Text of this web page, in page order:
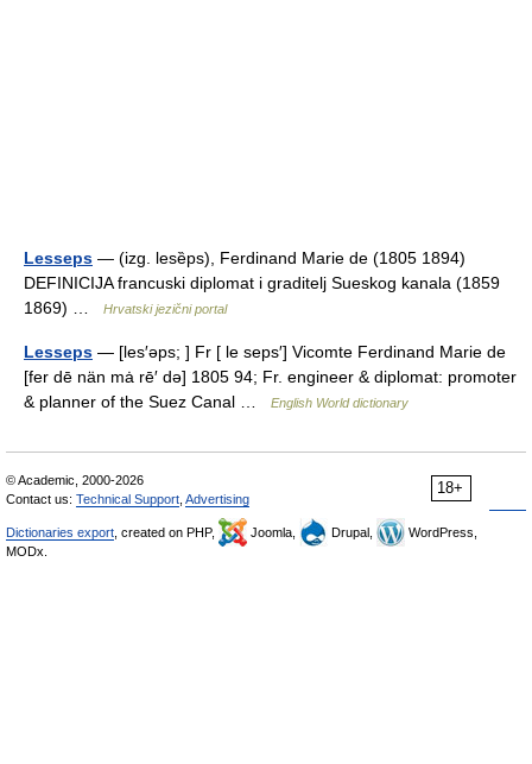
Lesseps — (izg. lesȅps), Ferdinand Marie de (1805 1894)
DEFINICIJA francuski diplomat i graditelj Sueskog kanala (1859
1869) …
Hrvatski jezični portal
Lesseps — [les′əps; ] Fr [ le seps′] Vicomte Ferdinand Marie de
[fer dē nän mȧ rē′ də] 1805 94; Fr. engineer & diplomat: promoter
& planner of the Suez Canal …
English World dictionary
18+
© Academic, 2000-2026
Contact us: Technical Support Advertising
Dictionaries export , created on PHP, Joomla, Drupal,
WordPress,
MODx.